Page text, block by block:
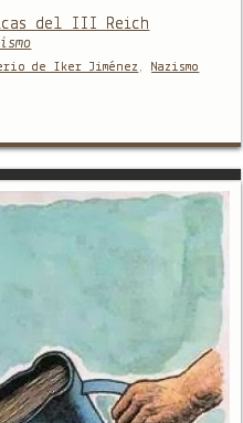
del III Reich
de Iker Jiménez , Nazismo